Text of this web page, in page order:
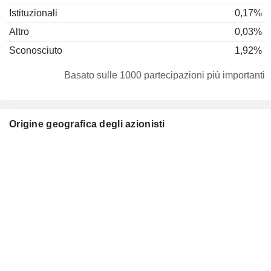
Istituzionali
0,17%
Altro
0,03%
Sconosciuto
1,92%
Basato sulle 1000 partecipazioni più importanti
Origine geografica degli azionisti